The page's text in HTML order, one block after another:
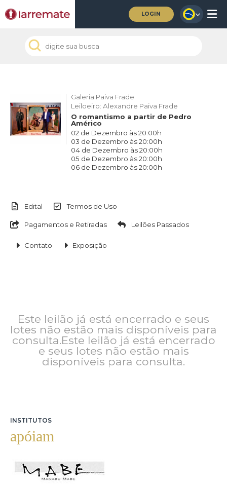
LOGIN
Galeria Paiva Frade
Leiloeiro: Alexandre Paiva Frade
O romantismo a partir de Pedro
Américo
02 de Dezembro às 20:00h
03 de Dezembro às 20:00h
04 de Dezembro às 20:00h
05 de Dezembro às 20:00h
06 de Dezembro às 20:00h
Edital Termos de Uso
Pagamentos e Retiradas Leilões Passados
Contato Exposição
Este leilão já está encerrado e seus
lotes não estão mais disponíveis para
consulta.Este leilão já está encerrado
e seus lotes não estão mais
disponíveis para consulta.
INSTITUTOS
apóiam